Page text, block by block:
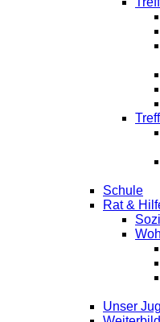
Schule
Rat &
Unser